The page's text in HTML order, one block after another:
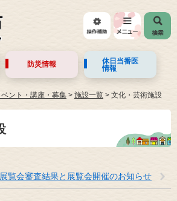
防災情報
休日当番医
情報
ベント・講座・募集 > 施設一覧 > 文化・芸術施設
覧会審査結果と展覧会開催のお知らせ